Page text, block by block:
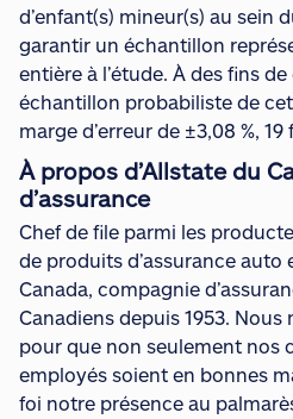
d’enfant(s) mineur(s) au sein
garantir un échantillon
entière à l’étude. À des fins
échantillon probabiliste de
marge d’erreur de ±3,08 %, 19
À propos d’Allstate du
d’assurance
Chef de file parmi les
de produits d’assurance
Canada, compagnie
Canadiens depuis 1953.
pour que non seulement nos
employés soient en bonnes
foi notre présence au